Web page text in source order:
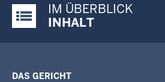
Justiz-Portal im Überblick:
IM ÜBERBLICK
INHALT
DAS GERICHT